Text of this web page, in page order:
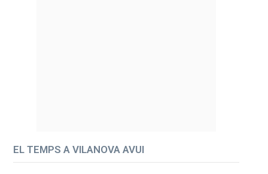
EL TEMPS A VILANOVA AVUI